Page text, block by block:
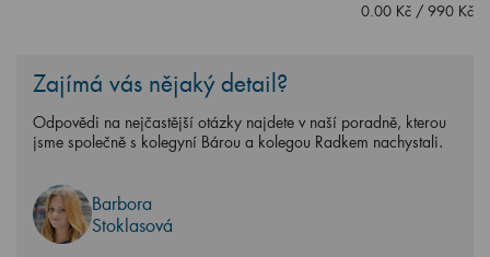
0.00 Kč / 990 Kč
Zajímá vás nějaký detail?
Odpovědi na nejčastější otázky najdete v naší poradně, kterou
jsme společně s kolegyní Bárou a kolegou Radkem nachystali.
Barbora
Stoklasová